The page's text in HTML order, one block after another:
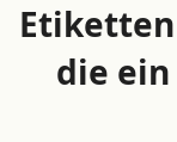
die